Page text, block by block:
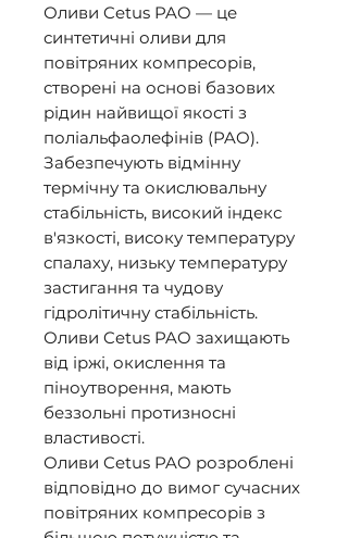
Оливи Cetus PAO — це
синтетичні оливи для
повітряних компресорів,
створені на основі базових
рідин найвищої якості з
поліальфаолефінів (PAO).
Забезпечують відмінну
термічну та окислювальну
стабільність, високий індекс
в'язкості, високу температуру
спалаху, низьку температуру
застигання та чудову
гідролітичну стабільність.
Оливи Cetus PAO захищають
від іржі, окислення та
піноутворення, мають
беззольні протизносні
властивості.
Оливи Cetus PAO розроблені
відповідно до вимог сучасних
повітряних компресорів з